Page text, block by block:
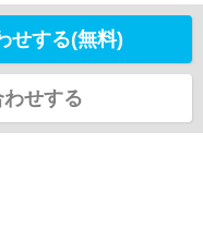
せする(無料)
せする